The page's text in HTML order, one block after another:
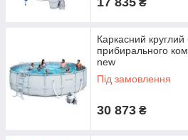
Каркасний
прибирального
new
Під замовлення
30 873 ₴